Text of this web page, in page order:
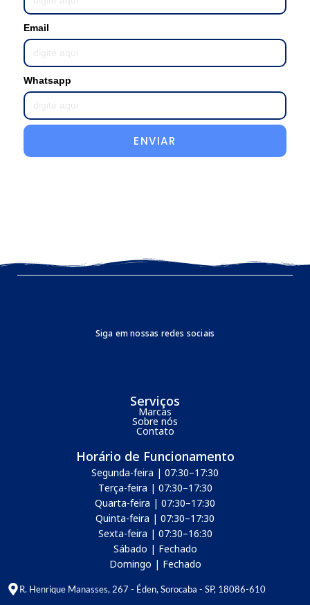
Email
Whatsapp
ENVIAR
Siga em nossas redes sociais
Serviços
Marcas
Sobre nós
Contato
Horário de Funcionamento
Segunda-feira | 07:30–17:30
Terça-feira | 07:30–17:30
Quarta-feira | 07:30–17:30
Quinta-feira | 07:30–17:30
Sexta-feira | 07:30–16:30
Sábado | Fechado
Domingo | Fechado
R. Henrique Manasses, 267 - Éden, Sorocaba - SP, 18086-610